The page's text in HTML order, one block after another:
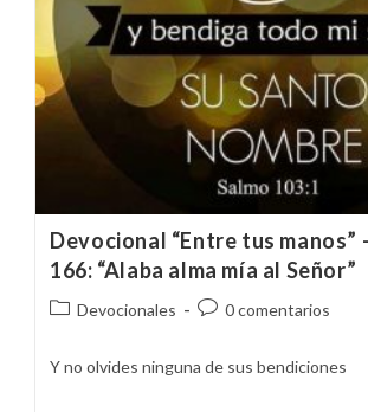
Devocional “Entre tus manos”
166: “Alaba alma mía al Señor”
Categoría
la
Devocionales
Comentarios
0 comentarios
Y no olvides ninguna de sus bendiciones